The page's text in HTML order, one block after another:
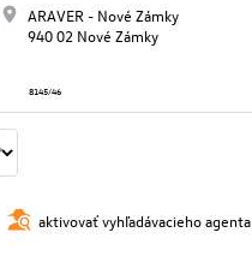
ARAVER - Nové Zámky
940 02 Nové Zámky
8145/46
aktivovať vyhľadávacieho agenta